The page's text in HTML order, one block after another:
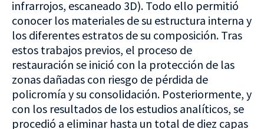
infrarrojos, escaneado 3D). Todo ello permitió
conocer los materiales de su estructura interna y
los diferentes estratos de su composición. Tras
estos trabajos previos, el proceso de
restauración se inició con la protección de las
zonas dañadas con riesgo de pérdida de
policromía y su consolidación. Posteriormente, y
con los resultados de los estudios analíticos, se
procedió a eliminar hasta un total de diez capas